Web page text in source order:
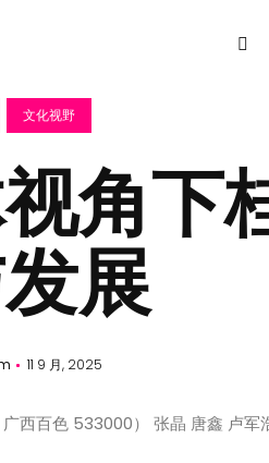
文化视野
角下
展
11 9 月, 2025
广西百色 533000） 张晶 唐鑫 卢军